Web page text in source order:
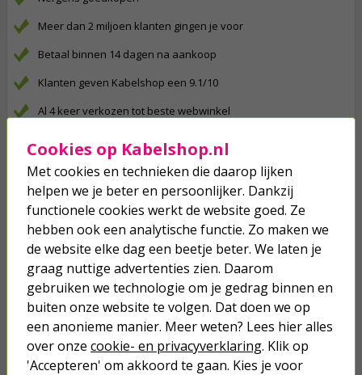
Meer dan 2 miljoen klanten gingen je voor
Betaal binnen 14 dagen na aankoop
Klanten geven Kabelshop een 9.1/10
Al 4 keer verkozen tot beste webwinkel
Anderen kochten ook...
USB C naar Micro USB kabel | 2
meter | USB 2.0 (10W, 480 Mbps,
100% koper, Zilver)
9,50
USB C naar USB C kabel | 1 meter |
USB 3.2 (100W, 20 Gbps, 100%
koper, Nylon, Zilver)
18,95
Cookies op Kabelshop.nl
Met cookies en technieken die daarop lijken
helpen we je beter en persoonlijker. Dankzij
functionele cookies werkt de website goed. Ze
hebben ook een analytische functie. Zo maken we
de website elke dag een beetje beter. We laten je
graag nuttige advertenties zien. Daarom
gebruiken we technologie om je gedrag binnen en
buiten onze website te volgen. Dat doen we op
een anonieme manier. Meer weten? Lees hier alles
over onze cookie- en privacyverklaring. Klik op
'Accepteren' om akkoord te gaan. Kies je voor